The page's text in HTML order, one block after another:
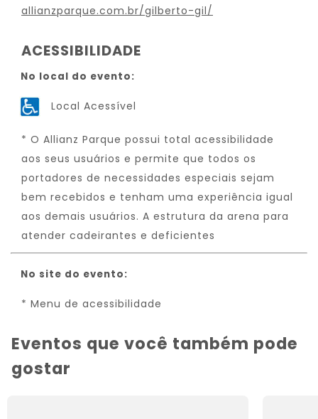
allianzparque.com.br/gilberto-gil/
ACESSIBILIDADE
No local do evento:
Local Acessível
* O Allianz Parque possui total acessibilidade
aos seus usuários e permite que todos os
portadores de necessidades especiais sejam
bem recebidos e tenham uma experiência igual
aos demais usuários. A estrutura da arena para
atender cadeirantes e deficientes
No site do evento:
* Menu de acessibilidade
Eventos que você também pode
gostar